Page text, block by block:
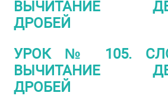
ВЫЧИТАНИЕ
ДРОБЕЙ
УРОК № 105.
ВЫЧИТАНИЕ
ДРОБЕЙ